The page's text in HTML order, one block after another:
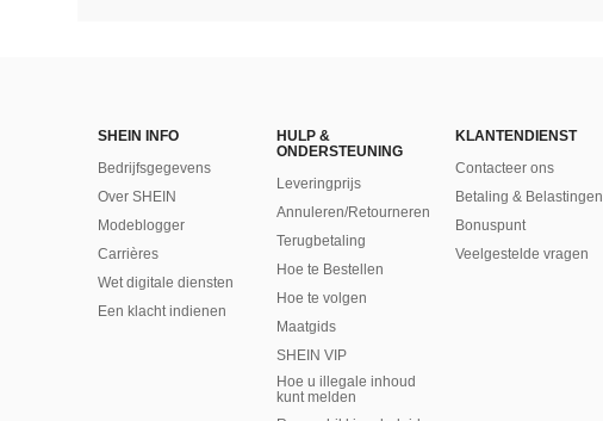
SHEIN INFO
Bedrijfsgegevens
Over SHEIN
Modeblogger
Carrières
Wet digitale diensten
Een klacht indienen
HULP &
ONDERSTEUNING
Leveringprijs
Annuleren/Retourneren
Terugbetaling
Hoe te Bestellen
Hoe te volgen
Maatgids
SHEIN VIP
Hoe u illegale inhoud
kunt melden
KLANTENDIENST
Contacteer ons
Betaling & Belastingen
Bonuspunt
Veelgestelde vragen